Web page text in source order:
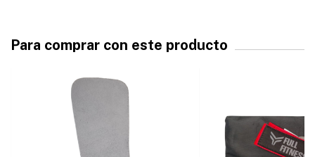
Para comprar con este producto